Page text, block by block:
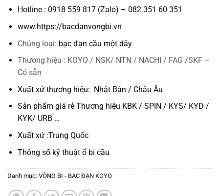
Hotline : 0918 559 817 (Zalo) – 082.351 60 351
www.https://bacdanvongbi.vn
Chủng loại: bạc đạn cầu một dãy
Thương hiệu : KOYO / NSK/ NTN / NACHI / FAG /SKF –
Có sẵn
Xuất xứ thương hiệu: Nhật Bản / Châu Âu
Sản phẩm giá rẻ Thương hiệu KBK / SPIN / KYS/ KYD /
KYK/ URB …
Xuất xứ :Trung Quốc
Thông số kỹ thuậtổ bi cầu
Danh mục: VÒNG BI - BẠC ĐẠN KOYO